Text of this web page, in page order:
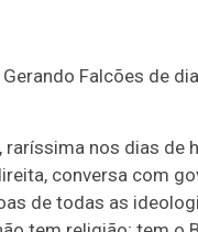
Falcões de
nos dias
conversa com
de todas as